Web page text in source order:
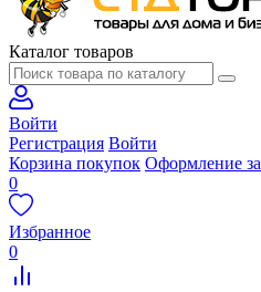
Каталог товаров
Войти
Регистрация Войти
Корзина покупок Оформление
0
Избранное
0